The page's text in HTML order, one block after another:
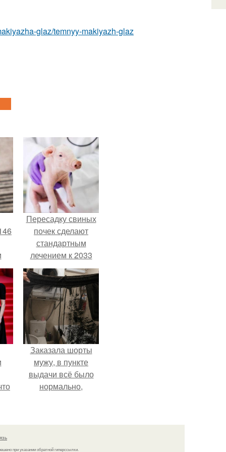
glaz/temnyy-makiyazh-glaz
Пересадку свиных
почек сделают
стандартным
лечением к 2033
году в Японии.
Заказала шорты
мужу, в пункте
выдачи всё было
нормально,
предвещало беды.
при указании обратной гиперссылки.